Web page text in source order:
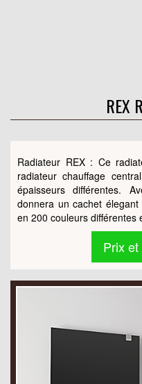
REX
Radiateur REX : Ce
radiateur chauffage
épaisseurs différentes.
donnera un cachet
en 200 couleurs différentes
Prix